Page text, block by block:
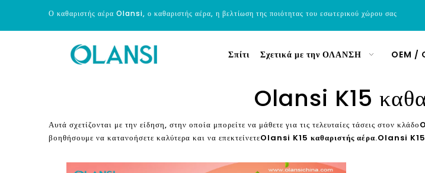
Ο καθαριστής αέρα Olansi, ο καθαριστής αέρα, η βελτίωση της ποιότητας του εσωτερικού χώρου σας
Σπίτι Σχετικά με την ΟΛΑΝΣΗ OEM /
Olansi K15
Αυτά σχετίζονται με την είδηση, στην οποία μπορείτε να μάθετε για τις τελευταίες τάσεις στον κλάδο
βοηθήσουμε να κατανοήσετε καλύτερα και να επεκτείνετεOlansi K15 καθαριστής αέρα.Olansi K15